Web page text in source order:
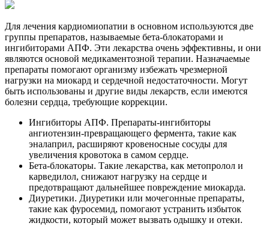
Для лечения кардиомиопатии в основном используются две
группы препаратов, называемые бета-блокаторами и
ингибиторами АПФ. Эти лекарства очень эффективны, и они
являются основой медикаментозной терапии. Назначаемые
препараты помогают организму избежать чрезмерной
нагрузки на миокард и сердечной недостаточности. Могут
быть использованы и другие виды лекарств, если имеются
болезни сердца, требующие коррекции.
Ингибиторы АПФ. Препараты-ингибиторы
ангиотензин-превращающего фермента, такие как
эналаприл, расширяют кровеносные сосуды для
увеличения кровотока в самом сердце.
Бета-блокаторы. Такие лекарства, как метопролол и
карведилол, снижают нагрузку на сердце и
предотвращают дальнейшее повреждение миокарда.
Диуретики. Диуретики или мочегонные препараты,
такие как фуросемид, помогают устранить избыток
жидкости, который может вызвать одышку и отеки.